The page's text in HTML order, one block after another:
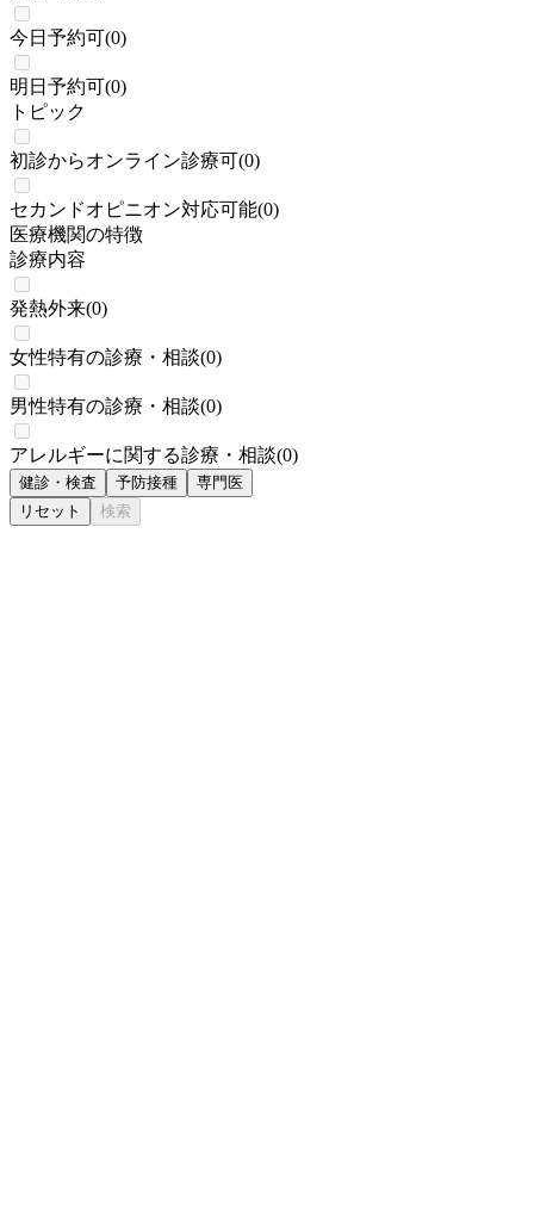
今日予約可(0)
明日予約可(0)
トピック
初診からオンライン診療可(0)
セカンドオピニオン対応可能(0)
医療機関の特徴
診療内容
発熱外来(0)
女性特有の診療・相談(0)
男性特有の診療・相談(0)
アレルギーに関する診療・相談(0)
健診・検査 予防接種
専門医
リセット
検索